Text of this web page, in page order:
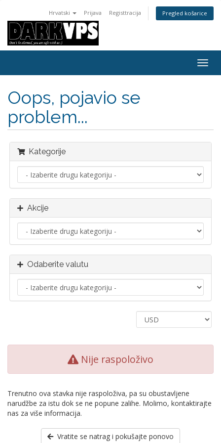
Hrvatski Prijava Registtracija Pregled košarice
Oops, pojavio se
problem...
Kategorije
Akcije
Odaberite valutu
Nije raspoloživo
Trenutno ova stavka nije raspoloživa, pa su obustavljene
narudžbe za istu dok se ne popune zalihe. Molimo, kontaktirajte
nas za više informacija.
Vratite se natrag i pokušajte ponovo